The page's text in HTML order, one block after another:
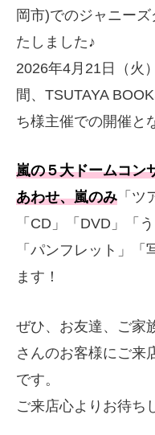
岡市)でのジャニー
たしました♪
2026年4月21日（火
間、TSUTAYA
ち様主催での開催と
嵐の５大ドームコン
あわせ、嵐のみ 「
「CD」「DVD」「
「パンフレット」
ます！
ぜひ、お友達、ご家
さんのお客様にご来
です。
ご来店心よりお待ち